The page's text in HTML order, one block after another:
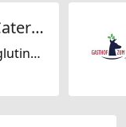
Bruzzese Food & Catering
Piatti biologici, Senza glutine, Halal, Vegetariano Jain, Kosher, Senza lattosio, Solo vegano, Solo vegetariano, Senza noci, Senza soja